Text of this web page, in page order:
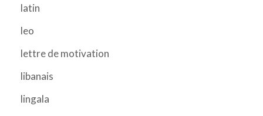
latin
leo
lettre de motivation
libanais
lingala